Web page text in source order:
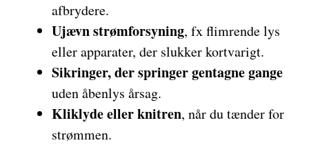
afbrydere.
Ujævn strømforsyning, fx flimrende lys
eller apparater, der slukker kortvarigt.
Sikringer, der springer gentagne gange
uden åbenlys årsag.
Kliklyde eller knitren, når du tænder for
strømmen.